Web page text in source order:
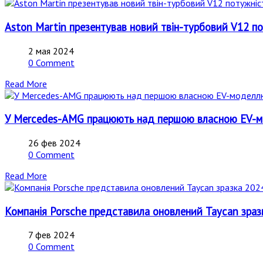
Aston Martin презентував новий твін-турбовий V12
2 мая 2024
0 Comment
Read More
У Mercedes-AMG працюють над першою власною EV-
26 фев 2024
0 Comment
Read More
Компанія Porsche представила оновлений Taycan
7 фев 2024
0 Comment